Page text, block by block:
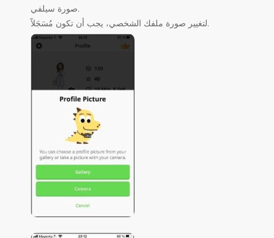
صورة سيلفي.
لتغيير صورة ملفك الشخصي، يجب أن تكون مُسَجَلاً.